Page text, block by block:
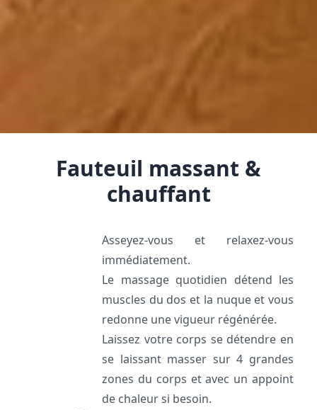
Fauteuil massant &
chauffant
Asseyez-vous et relaxez-vous
immédiatement.
Le massage quotidien détend les
muscles du dos et la nuque et vous
redonne une vigueur régénérée.
Laissez votre corps se détendre en
se laissant masser sur 4 grandes
zones du corps et avec un appoint
de chaleur si besoin.